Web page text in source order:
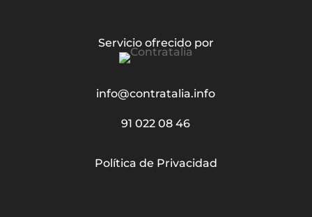
Servicio ofrecido por
info@contratalia.info
91 022 08 46
Política de Privacidad